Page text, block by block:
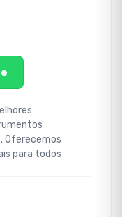
Oferecemos
para todos